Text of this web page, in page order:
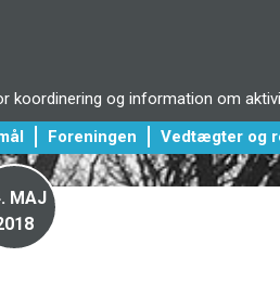
og information om
Foreningen Vedtægter og
MAJ